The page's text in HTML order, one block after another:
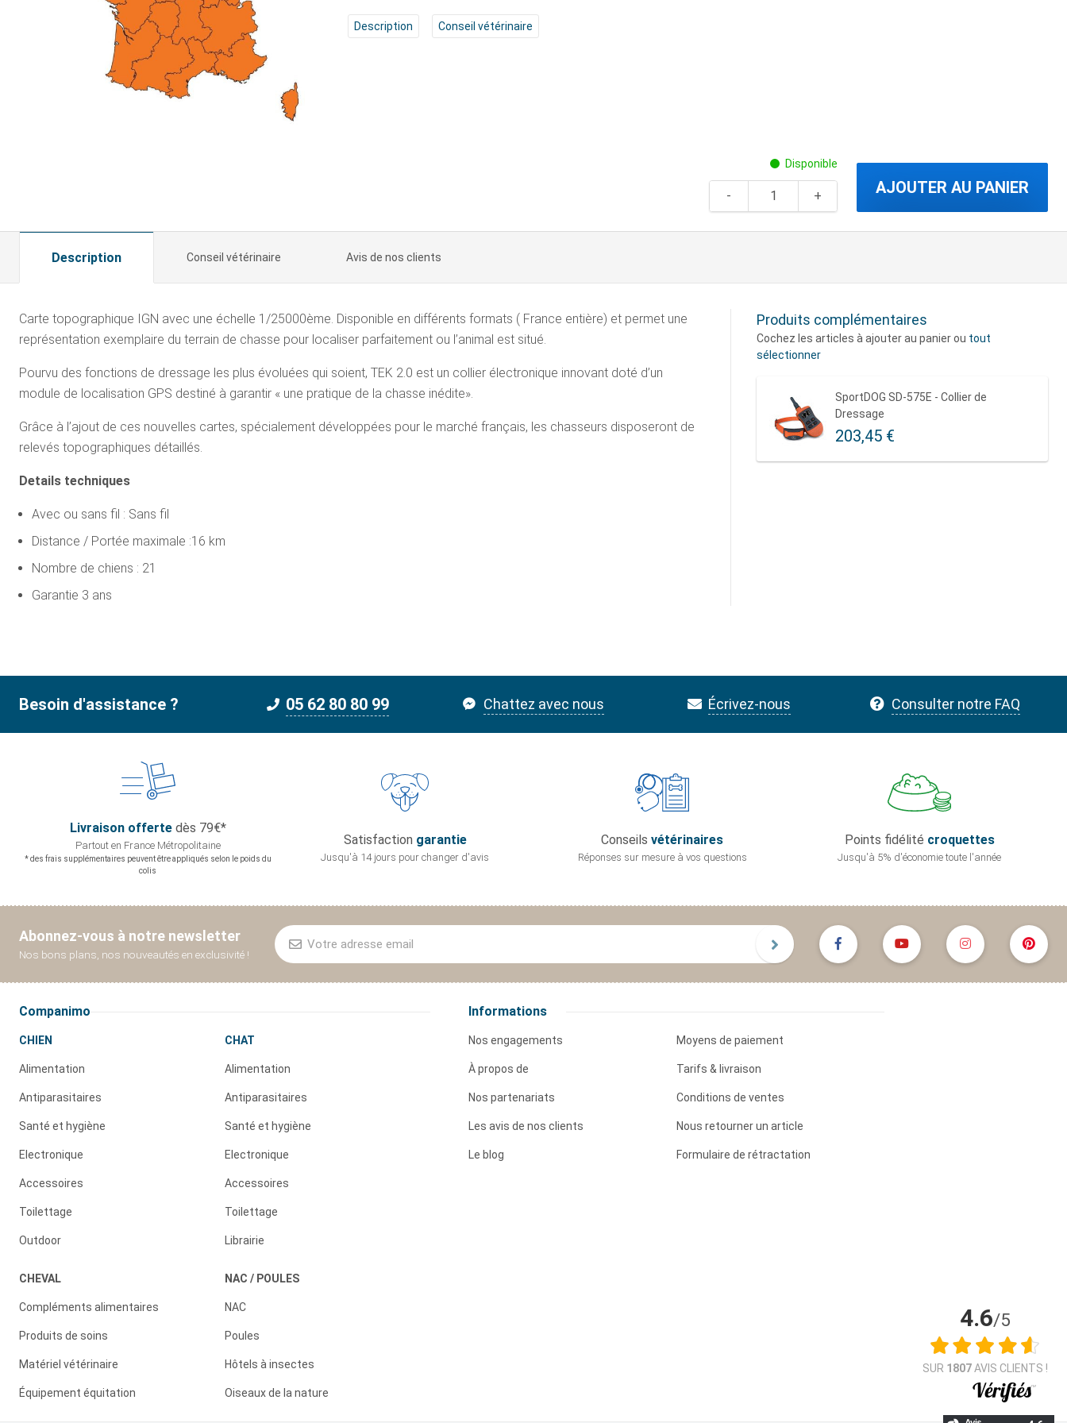
Description Conseil vétérinaire
Disponible
AJOUTER AU PANIER
Description Conseil vétérinaire Avis de nos clients
Carte topographique IGN avec une échelle 1/25000ème. Disponible en différents formats ( France entière) et permet une
représentation exemplaire du terrain de chasse pour localiser parfaitement ou l’animal est situé.
Pourvu des fonctions de dressage les plus évoluées qui soient, TEK 2.0 est un collier électronique innovant doté d’un
module de localisation GPS destiné à garantir « une pratique de la chasse inédite».
Grâce à l’ajout de ces nouvelles cartes, spécialement développées pour le marché français, les chasseurs disposeront de
relevés topographiques détaillés.
Details techniques
Avec ou sans fil : Sans fil
Distance / Portée maximale :16 km
Nombre de chiens : 21
Garantie 3 ans
Produits complémentaires
Cochez les articles à ajouter au panier ou tout
sélectionner
SportDOG SD-575E - Collier de
Dressage
203,45 €
Besoin d'assistance ? 05 62 80 80 99 Chattez avec nous Écrivez-nous Consulter notre FAQ
Livraison offertedès 79€*
Partout en France Métropolitaine
* des frais supplémentaires peuvent être appliqués selon le poids du
colis
Satisfaction garantie
Jusqu'à 14 jours pour changer d'avis
Conseils vétérinaires
Réponses sur mesure à vos questions
Points fidélité croquettes
Jusqu'à 5% d'économie toute l'année
Abonnez-vous à notre newsletter
Nos bons plans, nos nouveautés en exclusivité !
Companimo
CHIEN
Alimentation
Antiparasitaires
Santé et hygiène
Electronique
Accessoires
Toilettage
Outdoor
CHEVAL
Compléments alimentaires
Produits de soins
Matériel vétérinaire
Équipement équitation
CHAT
Alimentation
Antiparasitaires
Santé et hygiène
Electronique
Accessoires
Toilettage
Librairie
NAC / POULES
NAC
Poules
Hôtels à insectes
Oiseaux de la nature
Informations
Nos engagements
À propos de
Nos partenariats
Les avis de nos clients
Le blog
Moyens de paiement
Tarifs & livraison
Conditions de ventes
Nous retourner un article
Formulaire de rétractation
4.6/5
SUR 1807AVIS CLIENTS !